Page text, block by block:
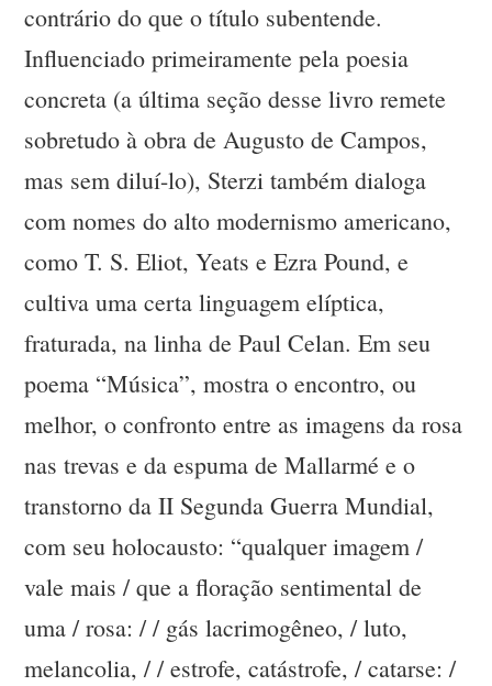
contrário do que o título subentende.
Influenciado primeiramente pela poesia
concreta (a última seção desse livro remete
sobretudo à obra de Augusto de Campos,
mas sem diluí-lo), Sterzi também dialoga
com nomes do alto modernismo americano,
como T. S. Eliot, Yeats e Ezra Pound, e
cultiva uma certa linguagem elíptica,
fraturada, na linha de Paul Celan. Em seu
poema “Música”, mostra o encontro, ou
melhor, o confronto entre as imagens da rosa
nas trevas e da espuma de Mallarmé e o
transtorno da II Segunda Guerra Mundial,
com seu holocausto: “qualquer imagem /
vale mais / que a floração sentimental de
uma / rosa: / / gás lacrimogêneo, / luto,
melancolia, / / estrofe, catástrofe, / catarse: /